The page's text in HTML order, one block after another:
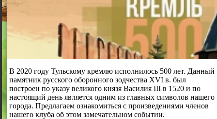
В 2020 году Тульскому кремлю исполнилось 500 лет. Данный
памятник русского оборонного зодчества XVI в. был
построен по указу великого князя Василия III в 1520 и по
настоящий день является одним из главных символов нашего
города. Предлагаем ознакомиться с произведениями членов
нашего клуба об этом замечательном событии.